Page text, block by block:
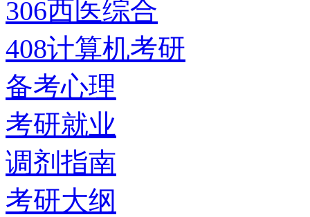
306西医综合
408计算机考研
备考心理
考研就业
调剂指南
考研大纲